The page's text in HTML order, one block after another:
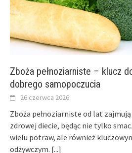
Zboża pełnoziarniste – klucz
dobrego samopoczucia
26 czerwca 2026
Zboża pełnoziarniste od lat
zdrowej diecie, będąc nie tylko
wielu potraw, ale również
odżywczym. [...]